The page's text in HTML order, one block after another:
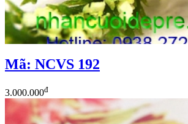
Mã: NCVS 192
3.000.000đ